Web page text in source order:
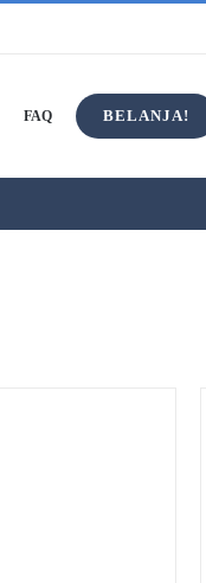
FAQ BELANJA!